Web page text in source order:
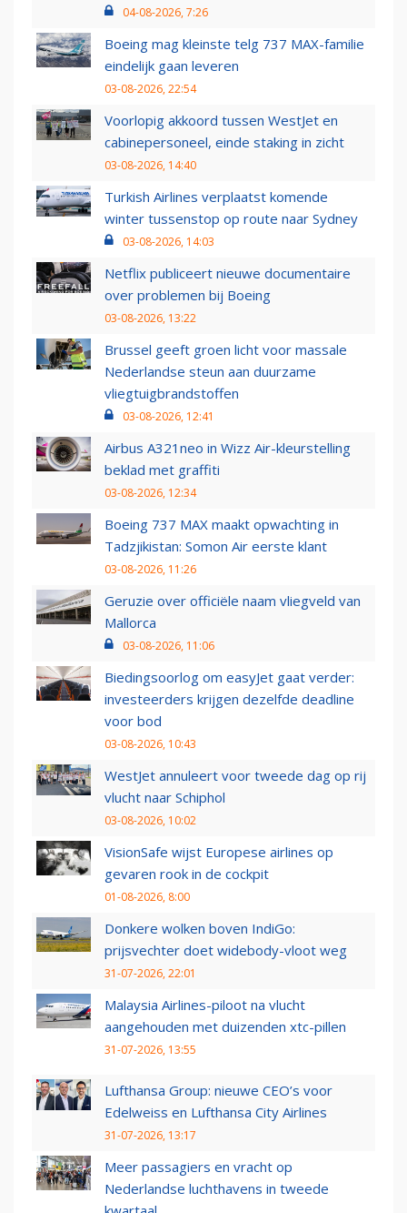
04-08-2026, 7:26
Boeing mag kleinste telg 737 MAX-familie
eindelijk gaan leveren
03-08-2026, 22:54
Voorlopig akkoord tussen WestJet en
cabinepersoneel, einde staking in zicht
03-08-2026, 14:40
Turkish Airlines verplaatst komende
winter tussenstop op route naar Sydney
03-08-2026, 14:03
Netflix publiceert nieuwe documentaire
over problemen bij Boeing
03-08-2026, 13:22
Brussel geeft groen licht voor massale
Nederlandse steun aan duurzame
vliegtuigbrandstoffen
03-08-2026, 12:41
Airbus A321neo in Wizz Air-kleurstelling
beklad met graffiti
03-08-2026, 12:34
Boeing 737 MAX maakt opwachting in
Tadzjikistan: Somon Air eerste klant
03-08-2026, 11:26
Geruzie over officiële naam vliegveld van
Mallorca
03-08-2026, 11:06
Biedingsoorlog om easyJet gaat verder:
investeerders krijgen dezelfde deadline
voor bod
03-08-2026, 10:43
WestJet annuleert voor tweede dag op rij
vlucht naar Schiphol
03-08-2026, 10:02
VisionSafe wijst Europese airlines op
gevaren rook in de cockpit
01-08-2026, 8:00
Donkere wolken boven IndiGo:
prijsvechter doet widebody-vloot weg
31-07-2026, 22:01
Malaysia Airlines-piloot na vlucht
aangehouden met duizenden xtc-pillen
31-07-2026, 13:55
Lufthansa Group: nieuwe CEO’s voor
Edelweiss en Lufthansa City Airlines
31-07-2026, 13:17
Meer passagiers en vracht op
Nederlandse luchthavens in tweede